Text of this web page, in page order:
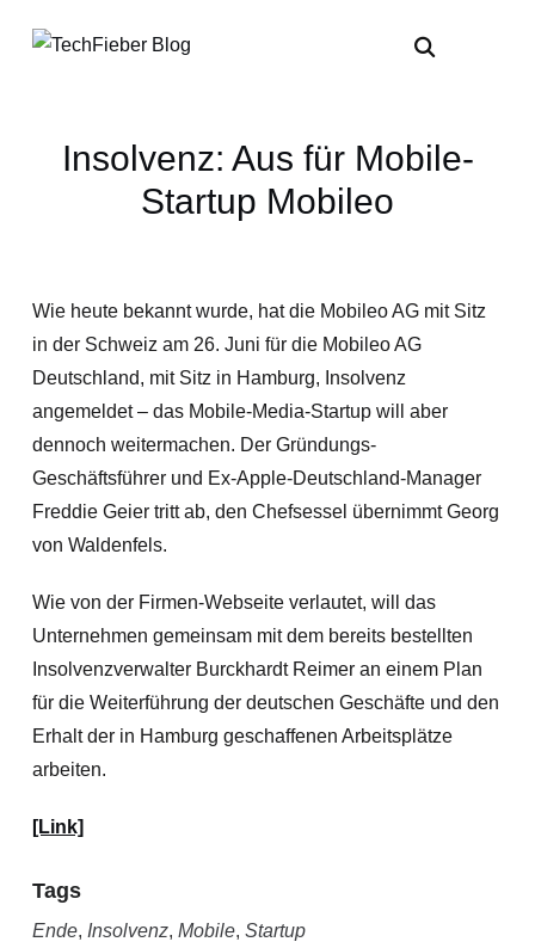
Insolvenz: Aus für Mobile-
Startup Mobileo
Wie heute bekannt wurde, hat die Mobileo AG mit Sitz
in der Schweiz am 26. Juni für die Mobileo AG
Deutschland, mit Sitz in Hamburg, Insolvenz
angemeldet – das Mobile-Media-Startup will aber
dennoch weitermachen. Der Gründungs-
Geschäftsführer und Ex-Apple-Deutschland-Manager
Freddie Geier tritt ab, den Chefsessel übernimmt Georg
von Waldenfels.
Wie von der Firmen-Webseite verlautet, will das
Unternehmen gemeinsam mit dem bereits bestellten
Insolvenzverwalter Burckhardt Reimer an einem Plan
für die Weiterführung der deutschen Geschäfte und den
Erhalt der in Hamburg geschaffenen Arbeitsplätze
arbeiten.
[Link]
Tags
Ende, Insolvenz, Mobile, Startup